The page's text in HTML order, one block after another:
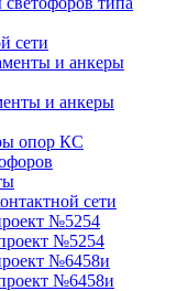
сети
и анкеры
и анкеры
опор КС
сети
№5254
№5254
№6458и
№6458и